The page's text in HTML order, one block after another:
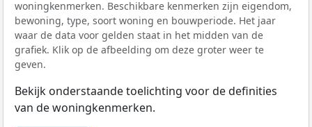
woningkenmerken. Beschikbare kenmerken zijn eigendom,
bewoning, type, soort woning en bouwperiode. Het jaar
waar de data voor gelden staat in het midden van de
grafiek. Klik op de afbeelding om deze groter weer te
geven.
Bekijk onderstaande toelichting voor de definities
van de woningkenmerken.